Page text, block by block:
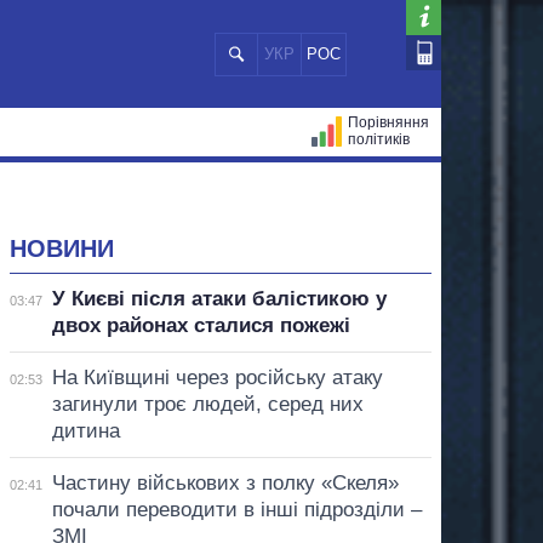
УКР РОС
Порівняння
політиків
НОВИНИ
03:47
У Києві після атаки балістикою у
двох районах сталися пожежі
02:53
На Київщині через російську атаку
загинули троє людей, серед них
дитина
02:41
Частину військових з полку «Скеля»
почали переводити в інші підрозділи –
ЗМІ